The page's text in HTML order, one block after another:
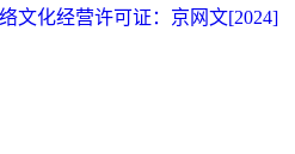
文化经营许可证：京网文[2024]